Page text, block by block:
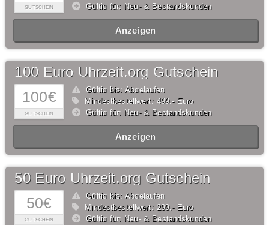
GUTSCHEIN
Gültig für: Neu- & Bestandskunden
Anzeigen
100€
GUTSCHEIN
100 Euro Uhrzeit.org Gutschein
Gültig bis: Abgelaufen
Mindestbestellwert: 499,- Euro
Gültig für: Neu- & Bestandskunden
Anzeigen
50€
GUTSCHEIN
50 Euro Uhrzeit.org Gutschein
Gültig bis: Abgelaufen
Mindestbestellwert: 299,- Euro
Gültig für: Neu- & Bestandskunden